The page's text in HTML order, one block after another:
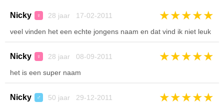
Nicky ♀ 28 jaar 17-02-2011 ★★★★★
veel vinden het een echte jongens naam en dat vind ik niet leuk
Nicky ♀ 28 jaar 08-09-2011 ★★★★★
het is een super naam
Nicky ♂ 50 jaar 29-12-2011 ★★★★★